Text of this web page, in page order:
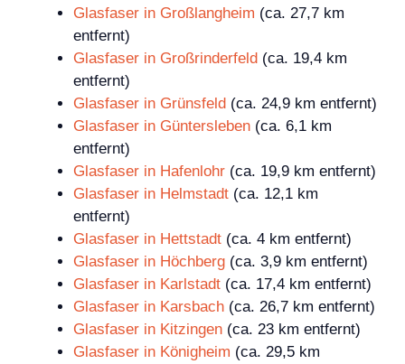
Glasfaser in Großlangheim (ca. 27,7 km
entfernt)
Glasfaser in Großrinderfeld (ca. 19,4 km
entfernt)
Glasfaser in Grünsfeld (ca. 24,9 km entfernt)
Glasfaser in Güntersleben (ca. 6,1 km
entfernt)
Glasfaser in Hafenlohr (ca. 19,9 km entfernt)
Glasfaser in Helmstadt (ca. 12,1 km
entfernt)
Glasfaser in Hettstadt (ca. 4 km entfernt)
Glasfaser in Höchberg (ca. 3,9 km entfernt)
Glasfaser in Karlstadt (ca. 17,4 km entfernt)
Glasfaser in Karsbach (ca. 26,7 km entfernt)
Glasfaser in Kitzingen (ca. 23 km entfernt)
Glasfaser in Königheim (ca. 29,5 km